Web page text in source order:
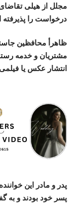
مجلل از هیلی
درخواست را
ظاهرأ محافظین
مشتریان و خدمه
انتشار عکس یا
پدر و مادر این
پسر خود بودند و به